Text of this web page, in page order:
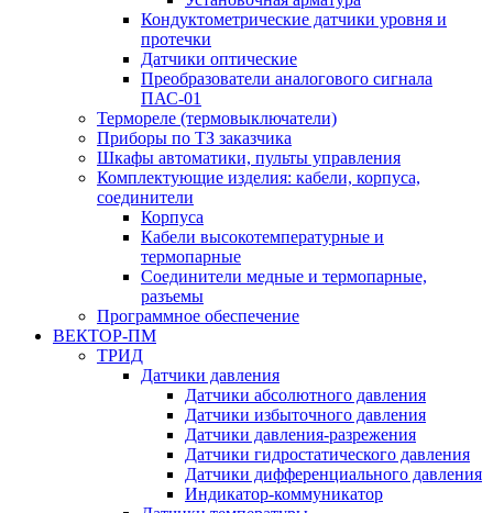
Кондуктометрические датчики уровня и
протечки
Датчики оптические
Преобразователи аналогового сигнала
ПАС-01
Термореле (термовыключатели)
Приборы по ТЗ заказчика
Шкафы автоматики, пульты управления
Комплектующие изделия: кабели, корпуса,
соединители
Корпуса
Кабели высокотемпературные и
термопарные
Соединители медные и термопарные,
разъемы
Программное обеспечение
ВЕКТОР-ПМ
ТРИД
Датчики давления
Датчики абсолютного давления
Датчики избыточного давления
Датчики давления-разрежения
Датчики гидростатического давления
Датчики дифференциального давления
Индикатор-коммуникатор